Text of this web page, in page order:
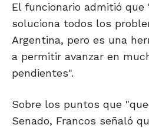
El funcionario admitió que
soluciona todos los
Argentina, pero es una
a permitir avanzar en
pendientes".
Sobre los puntos que
Senado, Francos señaló